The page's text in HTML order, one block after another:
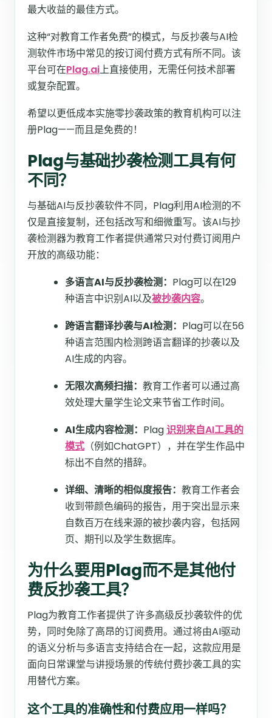
最大收益的最佳方式。
这种“对教育工作者免费”的模式，与反抄袭与AI检
测软件市场中常见的按订阅付费方式有所不同。该
平台可在Plag.ai上直接使用，无需任何技术部署
或复杂配置。
希望以更低成本实施零抄袭政策的教育机构可以注
册Plag——而且是免费的！
Plag与基础抄袭检测工具有何
不同？
与基础AI与反抄袭软件不同，Plag利用AI检测的不
仅是直接复制，还包括改写和细微重写。该AI与抄
袭检测器为教育工作者提供通常只对付费订阅用户
开放的高级功能：
多语言AI与反抄袭检测： Plag可以在129
种语言中识别AI以及被抄袭内容。
跨语言翻译抄袭与AI检测： Plag可以在56
种语言范围内检测跨语言翻译的抄袭以及
AI生成的内容。
无限次高频扫描： 教育工作者可以通过高
效处理大量学生论文来节省工作时间。
AI生成内容检测： Plag识别来自AI工具的
模式 （例如ChatGPT），并在学生作品中
标出不自然的措辞。​
详细、清晰的相似度报告： 教育工作者会
收到带颜色编码的报告，用于突出显示来
自数百万在线来源的被抄袭内容，包括网
页、期刊以及学生数据库。
为什么要用Plag而不是其他付
费反抄袭工具？
Plag为教育工作者提供了许多高级反抄袭软件的优
势，同时免除了高昂的订阅费用。通过将由AI驱动
的语义分析与多语言支持结合在一起，这款应用是
面向日常课堂与讲授场景的传统付费抄袭工具的实
用替代方案。
这个工具的准确性和付费应用一样吗？